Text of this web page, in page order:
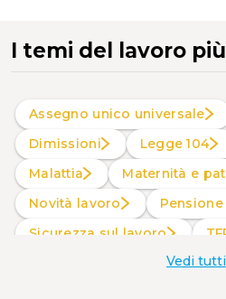
I temi del lavoro
Assegno unico universale
Dimissioni
Legge 104
Malattia
Maternità e
Novità lavoro
Sicurezza sul lavoro
Vedi tutti